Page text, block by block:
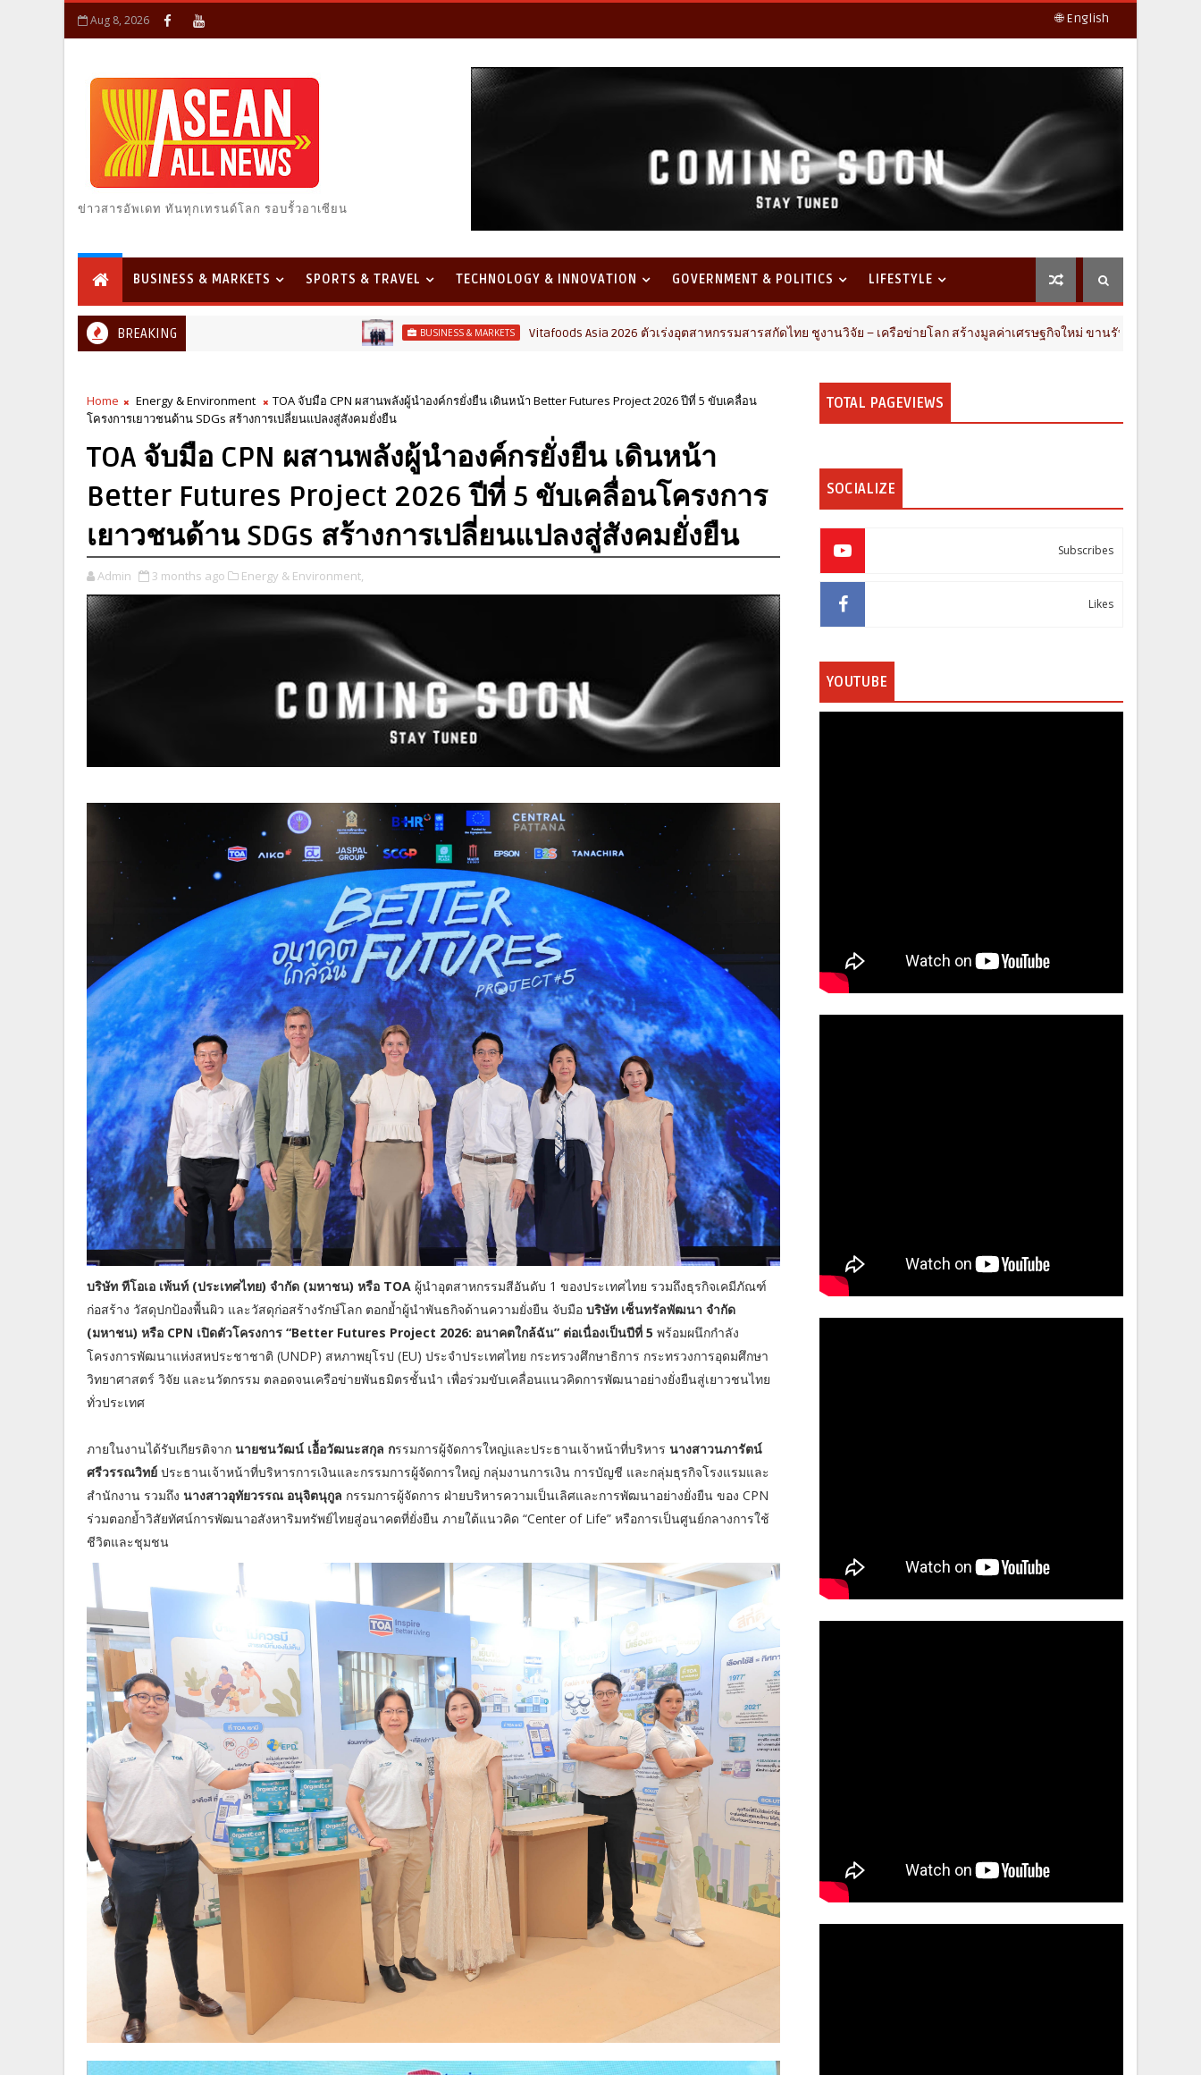
Aug 8, 2026 🌐 English
ข่าวสารอัพเดท ทันทุกเทรนด์โลก รอบรั้วอาเซียน
BUSINESS & MARKETS SPORTS & TRAVEL TECHNOLOGY & INNOVATION GOVERNMENT & POLITICS LIFESTYLE
BREAKING BUSINESS & MARKETS Vitafoods Asia 2026 ตัวเร่งอุตสาหกรรมสารสกัดไทย ชูงานวิจัย – เครือข่ายโลก สร้างมูลค่าเศรษฐกิจใหม่ ขานรับตลาดโภชนาการสุขภาพโล
Home Energy & Environment
TOA จับมือ CPN ผสานพลังผู้นำองค์กรยั่งยืน เดินหน้า Better Futures Project 2026 ปีที่ 5 ขับเคลื่อน
โครงการเยาวชนด้าน SDGs สร้างการเปลี่ยนแปลงสู่สังคมยั่งยืน
TOA จับมือ CPN ผสานพลังผู้นำองค์กรยั่งยืน เดินหน้า
Better Futures Project 2026 ปีที่ 5 ขับเคลื่อนโครงการ
เยาวชนด้าน SDGs สร้างการเปลี่ยนแปลงสู่สังคมยั่งยืน
Admin 3 months ago Energy & Environment,
บริษัท ทีโอเอ เพ้นท์ (ประเทศไทย) จำกัด (มหาชน) หรือ TOA ผู้นำอุตสาหกรรมสีอันดับ 1 ของประเทศไทย รวมถึงธุรกิจเคมีภัณฑ์
ก่อสร้าง วัสดุปกป้องพื้นผิว และวัสดุก่อสร้างรักษ์โลก ตอกย้ำผู้นำพันธกิจด้านความยั่งยืน จับมือ บริษัท เซ็นทรัลพัฒนา จำกัด
(มหาชน) หรือ CPN เปิดตัวโครงการ “Better Futures Project 2026: อนาคตใกล้ฉัน” ต่อเนื่องเป็นปีที่ 5 พร้อมผนึกกำลัง
โครงการพัฒนาแห่งสหประชาชาติ (UNDP) สหภาพยุโรป (EU) ประจำประเทศไทย กระทรวงศึกษาธิการ กระทรวงการอุดมศึกษา
วิทยาศาสตร์ วิจัย และนวัตกรรม ตลอดจนเครือข่ายพันธมิตรชั้นนำ เพื่อร่วมขับเคลื่อนแนวคิดการพัฒนาอย่างยั่งยืนสู่เยาวชนไทย
ทั่วประเทศ
ภายในงานได้รับเกียรติจาก นายชนวัฒน์ เอื้อวัฒนะสกุล กรรมการผู้จัดการใหญ่และประธานเจ้าหน้าที่บริหาร นางสาวนภารัตน์
ศรีวรรณวิทย์ ประธานเจ้าหน้าที่บริหารการเงินและกรรมการผู้จัดการใหญ่ กลุ่มงานการเงิน การบัญชี และกลุ่มธุรกิจโรงแรมและ
สำนักงาน รวมถึง นางสาวอุทัยวรรณ อนุจิตนุกูล กรรมการผู้จัดการ ฝ่ายบริหารความเป็นเลิศและการพัฒนาอย่างยั่งยืน ของ CPN
ร่วมตอกย้ำวิสัยทัศน์การพัฒนาอสังหาริมทรัพย์ไทยสู่อนาคตที่ยั่งยืน ภายใต้แนวคิด “Center of Life” หรือการเป็นศูนย์กลางการใช้
ชีวิตและชุมชน
TOTAL PAGEVIEWS
SOCIALIZE
Subscribes
Likes
YOUTUBE